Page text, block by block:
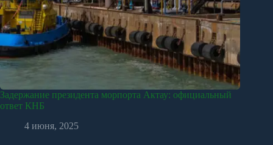
Задержание президента морпорта Актау: официальный
ответ КНБ
4 июня, 2025